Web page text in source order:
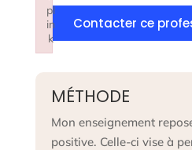
Contacter ce
MÉTHODE
Mon enseignement
positive. Celle-ci vise à
pl
in
k
Failed to initialize plugin: wplink